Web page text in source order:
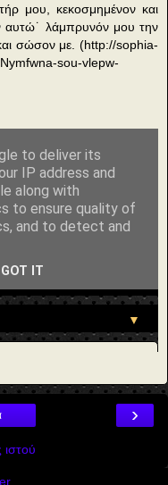
μου, κεκοσμημένον και
αυτώ˙ λάμπρυνόν μου την
σώσον με. (http://sophia-
sou-vlepw-
›
.